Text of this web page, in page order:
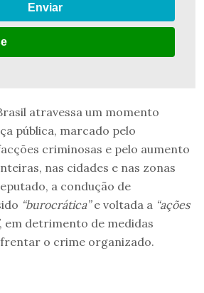
Enviar
atravessa um momento
pública, marcado pelo
criminosas e pelo aumento
nas cidades e nas zonas
a condução de
“burocrática”e voltada a “ações
, em detrimento de medidas
o crime organizado.